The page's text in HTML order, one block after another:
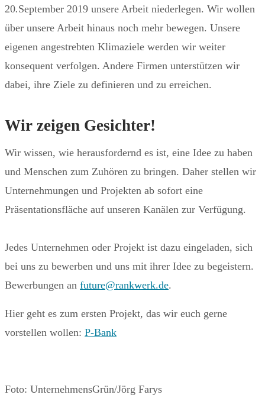
20.September 2019 unsere Arbeit niederlegen. Wir wollen
über unsere Arbeit hinaus noch mehr bewegen. Unsere
eigenen angestrebten Klimaziele werden wir weiter
konsequent verfolgen. Andere Firmen unterstützen wir
dabei, ihre Ziele zu definieren und zu erreichen.
Wir zeigen Gesichter!
Wir wissen, wie herausfordernd es ist, eine Idee zu haben
und Menschen zum Zuhören zu bringen. Daher stellen wir
Unternehmungen und Projekten ab sofort eine
Präsentationsfläche auf unseren Kanälen zur Verfügung.
Jedes Unternehmen oder Projekt ist dazu eingeladen, sich
bei uns zu bewerben und uns mit ihrer Idee zu begeistern.
Bewerbungen an future@rankwerk.de.
Hier geht es zum ersten Projekt, das wir euch gerne
vorstellen wollen: P-Bank
Foto: UnternehmensGrün/Jörg Farys